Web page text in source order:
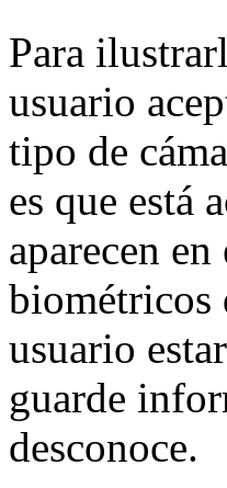
Para
usuario
tipo de
es que está
aparecen
biométricos
usuario
guarde
desconoce.